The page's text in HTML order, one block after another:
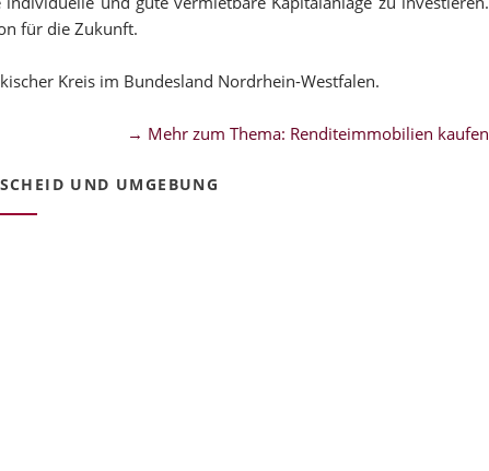
für die Zukunft.
Kreis im Bundesland Nordrhein-Westfalen.
→ Mehr zum Thema: Renditeimmobilien kaufen
UND UMGEBUNG